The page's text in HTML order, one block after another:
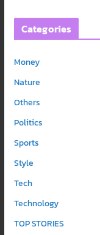
Categories
Money
Nature
Others
Politics
Sports
Style
Tech
Technology
TOP STORIES